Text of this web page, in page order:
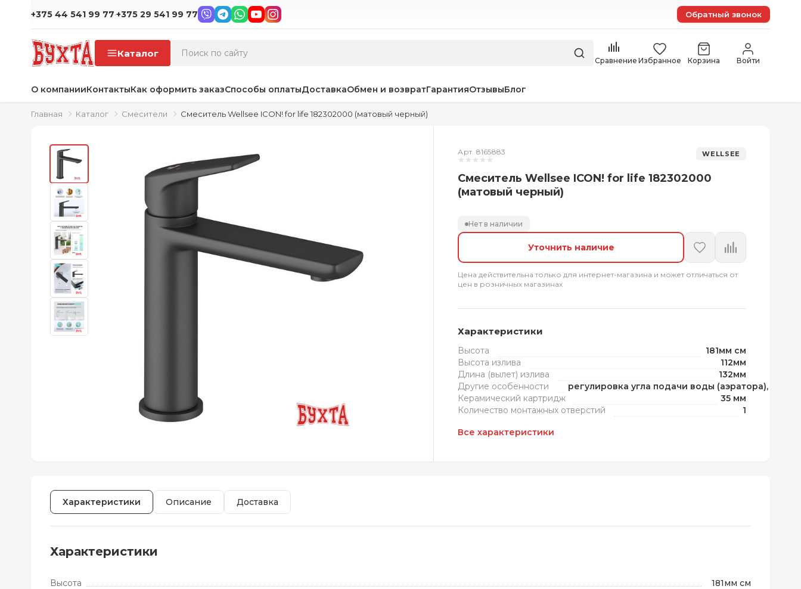
+375 44 541 99 77·+375 29 541 99 77 Обратный звонок
Каталог
Сравнение Избранное Корзина Войти
О компанииКонтактыКак оформить заказСпособы оплатыДоставкаОбмен и возвратГарантияОтзывыБлог
Главная Каталог Смесители Смеситель Wellsee ICON! for life 182302000 (матовый черный)
Арт. 8165883 WELLSEE
Смеситель Wellsee ICON! for life 182302000
(матовый черный)
Нет в наличии
Уточнить наличие
Цена действительна только для интернет-магазина и может отличаться от
цен в розничных магазинах
Характеристики
Высота
181мм см
Высота излива
112мм
Длина (вылет) излива
132мм
Другие особенности
регулировка угла подачи воды (аэратора),
Керамический картридж
35 мм
Количество монтажных отверстий
1
Все характеристики
Характеристики Описание Доставка
Характеристики
Высота
181мм см